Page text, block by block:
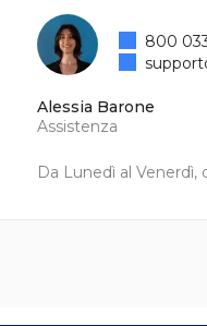
Alessia Barone
Assistenza
Da Lunedì al Venerdì,
800